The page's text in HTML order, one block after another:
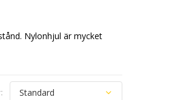
Nylonhjul är mycket